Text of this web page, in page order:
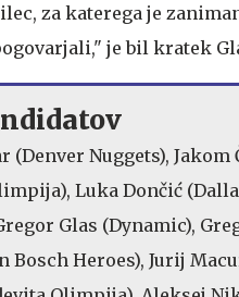
za katerega je
je bil kratek
Nuggets), Jakom
Luka Dončić
Glas (Dynamic),
Heroes), Jurij